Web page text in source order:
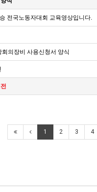
전국노동자대회 교육영상입니다.
의장비 사용신청서 양식
1 2 3 4